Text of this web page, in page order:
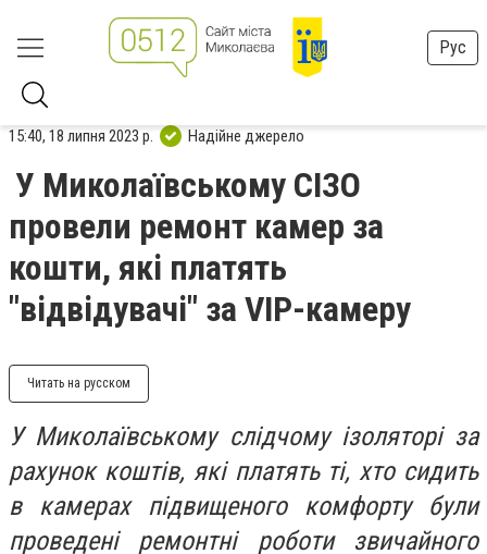
Рус
15:40, 18 липня 2023 р. Надійне джерело
У Миколаївському СІЗО
провели ремонт камер за
кошти, які платять
"відвідувачі" за VIP-камеру
Читать на русском
У Миколаївському слідчому ізоляторі за
рахунок коштів, які платять ті, хто сидить
в камерах підвищеного комфорту були
проведені ремонтні роботи звичайного